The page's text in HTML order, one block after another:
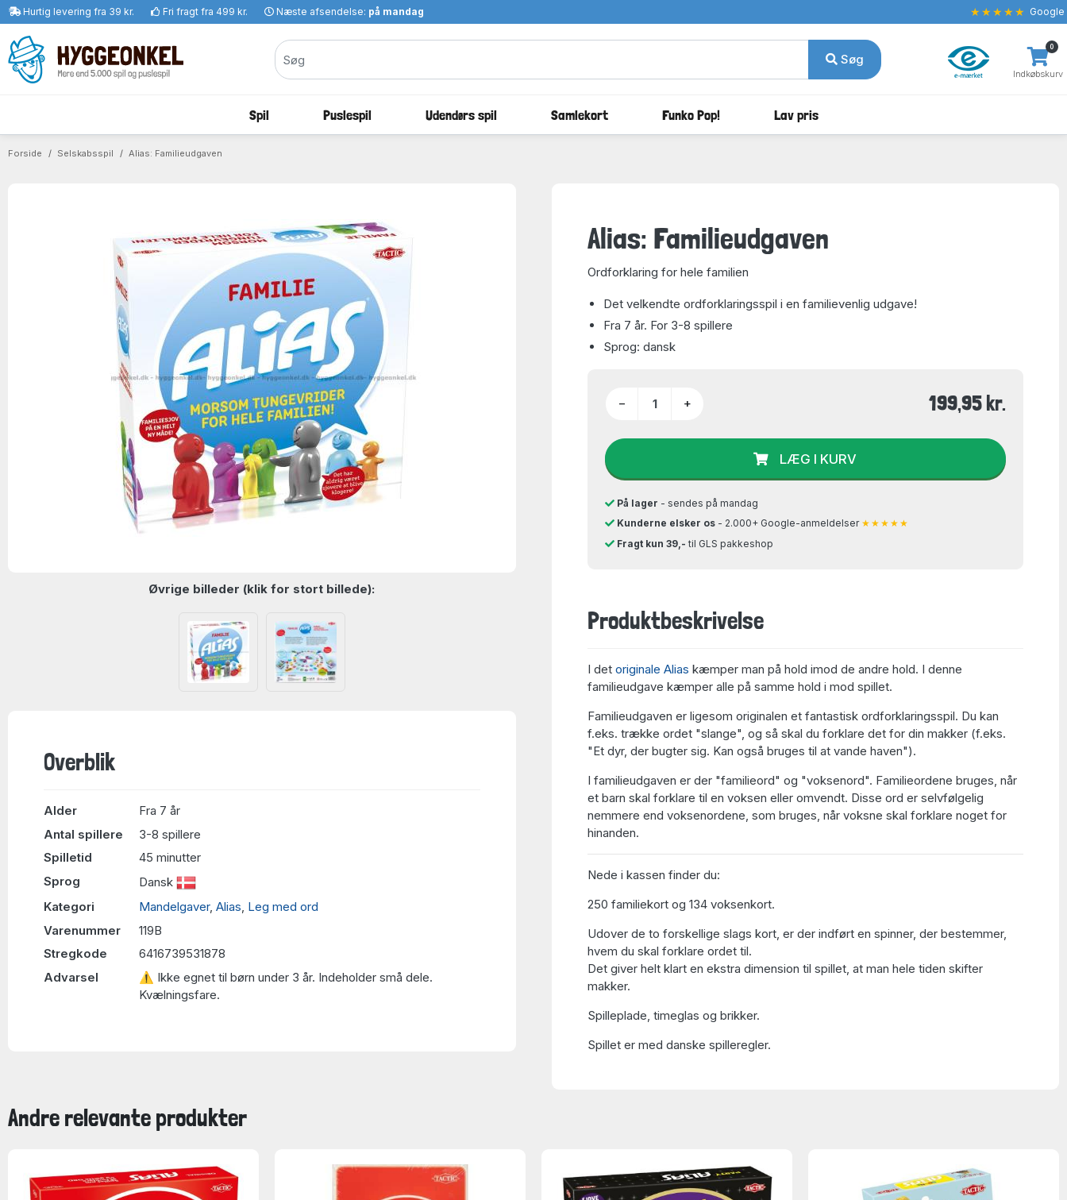
Hurtig levering fra 39 kr. Fri fragt fra 499 kr. Næste afsendelse: på mandag ★★★★★ Google
Søg
Indkøbskurv
0
Spil Puslespil Udendørs spil Samlekort Funko Pop! Lav pris
Forside Selskabsspil Alias: Familieudgaven
Øvrige billeder (klik for stort billede):
Overblik
Alder
Fra 7 år
Antal spillere
3-8 spillere
Spilletid
45 minutter
Sprog
Dansk
Kategori
Mandelgaver, Alias, Leg med ord
Varenummer
119B
Stregkode
6416739531878
Advarsel
⚠ Ikke egnet til børn under 3 år. Indeholder små dele.
Kvælningsfare.
Alias: Familieudgaven
Ordforklaring for hele familien
Det velkendte ordforklaringsspil i en familievenlig udgave!
Fra 7 år. For 3-8 spillere
Sprog: dansk
− + 199,95 kr.
LÆG I KURV
På lager - sendes på mandag
Kunderne elsker os - 2.000+ Google-anmeldelser ★★★★★
Fragt kun 39,- til GLS pakkeshop
Produktbeskrivelse
I det originale Alias kæmper man på hold imod de andre hold. I denne
familieudgave kæmper alle på samme hold i mod spillet.
Familieudgaven er ligesom originalen et fantastisk ordforklaringsspil. Du kan
f.eks. trække ordet "slange", og så skal du forklare det for din makker (f.eks.
"Et dyr, der bugter sig. Kan også bruges til at vande haven").
I familieudgaven er der "familieord" og "voksenord". Familieordene bruges, når
et barn skal forklare til en voksen eller omvendt. Disse ord er selvfølgelig
nemmere end voksenordene, som bruges, når voksne skal forklare noget for
hinanden.
Nede i kassen finder du:
250 familiekort og 134 voksenkort.
Udover de to forskellige slags kort, er der indført en spinner, der bestemmer,
hvem du skal forklare ordet til.
Det giver helt klart en ekstra dimension til spillet, at man hele tiden skifter
makker.
Spilleplade, timeglas og brikker.
Spillet er med danske spilleregler.
Andre relevante produkter